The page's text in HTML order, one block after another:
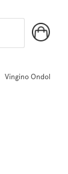
Vingino Ondol